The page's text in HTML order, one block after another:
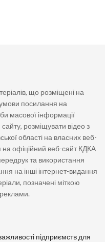
що розміщені на
посилання на
масової інформації
розміщувати відео з
області на власних веб-
на офіційний веб-сайт КДКА
та використання
на інші інтернет-видання
позначені міткою
підприємств для